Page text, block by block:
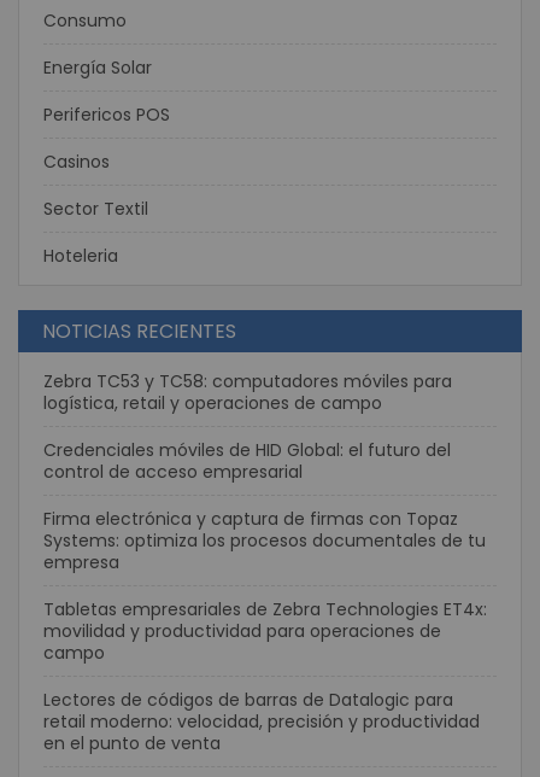
Consumo
Energía Solar
Perifericos POS
Casinos
Sector Textil
Hoteleria
NOTICIAS RECIENTES
Zebra TC53 y TC58: computadores móviles para
logística, retail y operaciones de campo
Credenciales móviles de HID Global: el futuro del
control de acceso empresarial
Firma electrónica y captura de firmas con Topaz
Systems: optimiza los procesos documentales de tu
empresa
Tabletas empresariales de Zebra Technologies ET4x:
movilidad y productividad para operaciones de
campo
Lectores de códigos de barras de Datalogic para
retail moderno: velocidad, precisión y productividad
en el punto de venta